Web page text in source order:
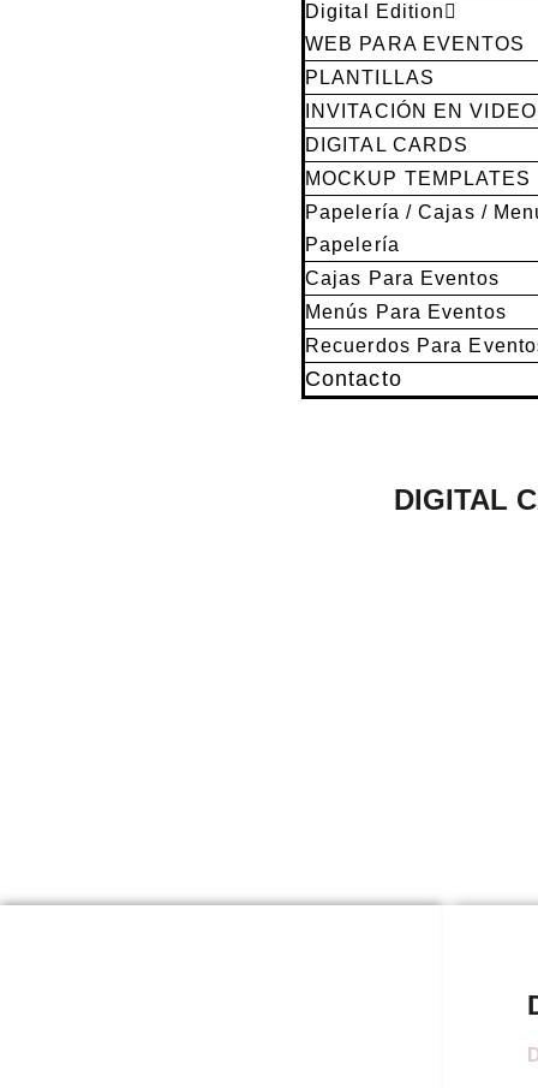
Digital Edition
WEB PARA EVENTOS
PLANTILLAS
INVITACIÓN EN VIDEO
DIGITAL CARDS
MOCKUP TEMPLATES
Papelería / Cajas /
Papelería
Cajas Para Eventos
Menús Para Eventos
Recuerdos Para
Contacto
DIGITAL